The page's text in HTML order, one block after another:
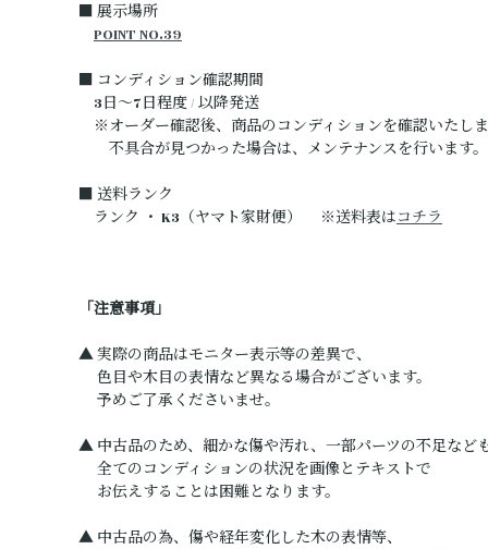
■ 展示場所
POINT NO.39
■ コンディション確認期間
3日～7日程度 / 以降発送
※オーダー確認後、商品のコンディションを確認いたしま
不具合が見つかった場合は、メンテナンスを行います。
■ 送料ランク
ランク ・ K3（ヤマト家財便） ※送料表はコチラ
「注意事項」
▲ 実際の商品はモニター表示等の差異で、
色目や木目の表情など異なる場合がございます。
予めご了承くださいませ。
▲ 中古品のため、細かな傷や汚れ、一部パーツの不足など
全てのコンディションの状況を画像とテキストで
お伝えすることは困難となります。
▲ 中古品の為、傷や経年変化した木の表情等、